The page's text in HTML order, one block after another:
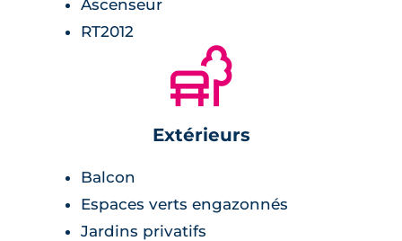
dans son paysage urbain. Par son
architecture, elle s’inscrit dans un
renouvellement urbain en lien avec
son environnement.
DPLG
Ascenseur
RT2012
🌲
Extérieurs
Balcon
Espaces verts engazonnés
Jardins privatifs